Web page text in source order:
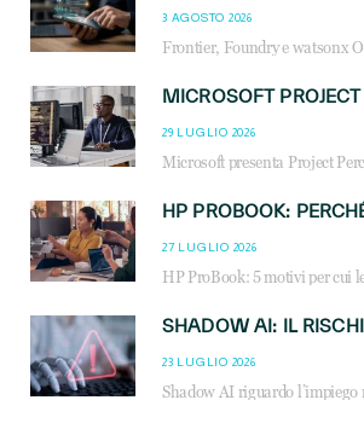
3 AGOSTO 2026
29 LUGLIO 2026
27 LUGLIO 2026
23 LUGLIO 2026